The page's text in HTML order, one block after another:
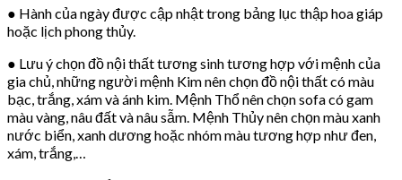
● Hành của ngày được cập nhật trong bảng lục thập hoa giáp
hoặc lịch phong thủy.
● Lưu ý chọn đồ nội thất tương sinh tương hợp với mệnh của
gia chủ, những người mệnh Kim nên chọn đồ nội thất có màu
bạc, trắng, xám và ánh kim. Mệnh Thổ nên chọn sofa có gam
màu vàng, nâu đất và nâu sẫm. Mệnh Thủy nên chọn màu xanh
nước biển, xanh dương hoặc nhóm màu tương hợp như đen,
xám, trắng,…